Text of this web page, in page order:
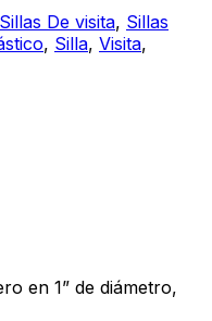
Sillas De visita, Sillas
, Silla, Visita,
en 1” de diámetro,